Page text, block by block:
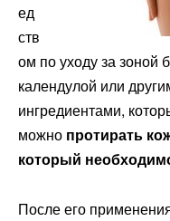
ед
ств
ом по уходу за зоной
календулой или
ингредиентами,
можно протирать
который
После его